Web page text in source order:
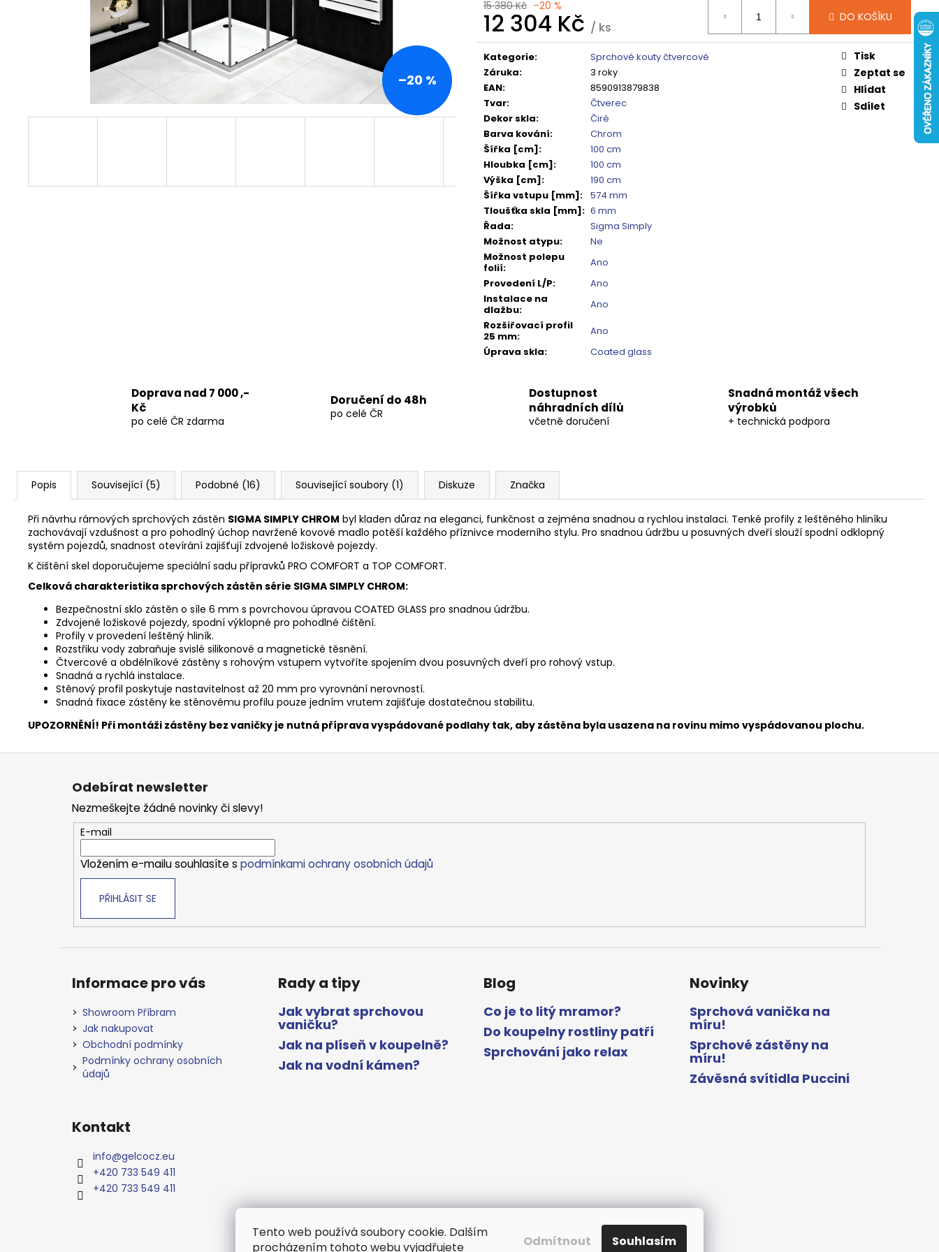
Tento web používá soubory cookie. Dalším
procházením tohoto webu vyjadřujete
Odmítnout Souhlasím
15 380 Kč –20 %
12 304 Kč / ks
Měrná
cena:
DO KOŠÍKU
Kategorie:
Sprchové kouty čtvercové
Záruka:
3 roky
EAN:
8590913879838
Tvar:
Čtverec
Dekor skla:
Čiré
Barva kování:
Chrom
Šířka [cm]:
100 cm
Hloubka [cm]:
100 cm
Výška [cm]:
190 cm
Šířka vstupu [mm]: 574 mm
Tloušťka skla [mm]: 6 mm
Řada:
Sigma Simply
Možnost atypu:
Ne
Možnost polepu
folií:
Ano
Provedení L/P:
Ano
Instalace na
dlažbu:
Ano
Rozšiřovací profil
25 mm:
Ano
Úprava skla: Coated glass
Tisk
Zeptat se
Hlídat
Sdílet
–20 %
Doprava nad 7 000 ,-
Kč
po celé ČR zdarma
Doručení do 48h
po celé ČR
Dostupnost
náhradních dílů
včetně doručení
Snadná montáž všech
výrobků
+ technická podpora
Popis Související (5) Podobné (16) Související soubory (1) Diskuze Značka
Při návrhu rámových sprchových zástěn SIGMA SIMPLY CHROM byl kladen důraz na eleganci, funkčnost a zejména snadnou a rychlou instalaci. Tenké profily z leštěného hliníku
zachovávají vzdušnost a pro pohodlný úchop navržené kovové madlo potěší každého příznivce moderního stylu. Pro snadnou údržbu u posuvných dveří slouží spodní odklopný
systém pojezdů, snadnost otevírání zajišťují zdvojené ložiskové pojezdy.
K čištění skel doporučujeme speciální sadu přípravků PRO COMFORT a TOP COMFORT.
Celková charakteristika sprchových zástěn série SIGMA SIMPLY CHROM:
Bezpečnostní sklo zástěn o síle 6 mm s povrchovou úpravou COATED GLASS pro snadnou údržbu.
Zdvojené ložiskové pojezdy, spodní výklopné pro pohodlné čištění.
Profily v provedení leštěný hliník.
Rozstřiku vody zabraňuje svislé silikonové a magnetické těsnění.
Čtvercové a obdélníkové zástěny s rohovým vstupem vytvoříte spojením dvou posuvných dveří pro rohový vstup.
Snadná a rychlá instalace.
Stěnový profil poskytuje nastavitelnost až 20 mm pro vyrovnání nerovností.
Snadná fixace zástěny ke stěnovému profilu pouze jedním vrutem zajišťuje dostatečnou stabilitu.
UPOZORNĚNÍ! Při montáži zástěny bez vaničky je nutná příprava vyspádované podlahy tak, aby zástěna byla usazena na rovinu mimo vyspádovanou plochu.
12 080 Kč
Původně:15 100 Kč
5 240 Kč
16 792 Kč
Původně:20 990 Kč
Z
Odebírat newsletter
Nezmeškejte žádné novinky či slevy!
E-mail
Vložením e-mailu souhlasíte s podmínkami ochrany osobních údajů
PŘIHLÁSIT SE
Informace pro vás
Showroom Příbram
Jak nakupovat
Obchodní podmínky
Podmínky ochrany osobních
údajů
Rady a tipy
Jak vybrat sprchovou
vaničku?
Jak na plíseň v koupelně?
Jak na vodní kámen?
Blog
Co je to litý mramor?
Do koupelny rostliny patří
Sprchování jako relax
Novinky
Sprchová vanička na
míru!
Sprchové zástěny na
míru!
Závěsná svítidla Puccini
Kontakt
info@gelcocz.eu
+420 733 549 411
+420 733 549 411